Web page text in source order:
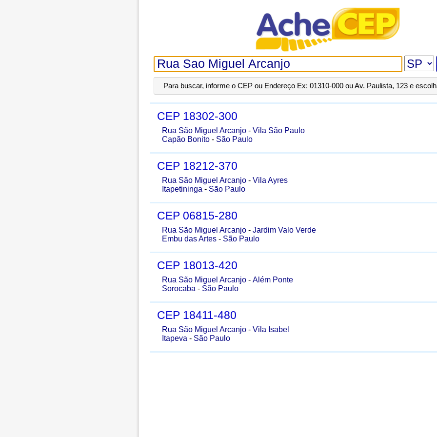
Para buscar, informe o CEP ou Endereço Ex: 01310-000 ou Av. Paulista, 123 e
CEP 18302-300
Rua São Miguel Arcanjo - Vila São Paulo
Capão Bonito - São Paulo
CEP 18212-370
Rua São Miguel Arcanjo - Vila Ayres
Itapetininga - São Paulo
CEP 06815-280
Rua São Miguel Arcanjo - Jardim Valo Verde
Embu das Artes - São Paulo
CEP 18013-420
Rua São Miguel Arcanjo - Além Ponte
Sorocaba - São Paulo
CEP 18411-480
Rua São Miguel Arcanjo - Vila Isabel
Itapeva - São Paulo